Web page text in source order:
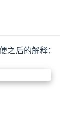
之后的解释：